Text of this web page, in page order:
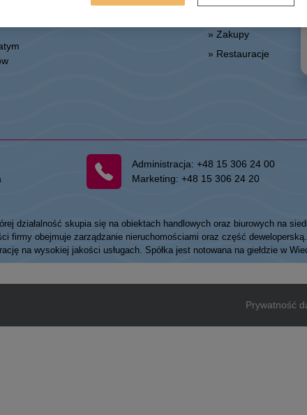
CPI
» Zakupy
» Restauracje
Administracja:+48 15 306 24 00
Marketing:+48 15 306 24 20
działalność skupia się na obiektach handlowych oraz biurowych na
firmy obejmuje zarządzanie nieruchomościami oraz część
na wysokiej jakości usługach. Spółka jest notowana na giełdzie w
Prywatność